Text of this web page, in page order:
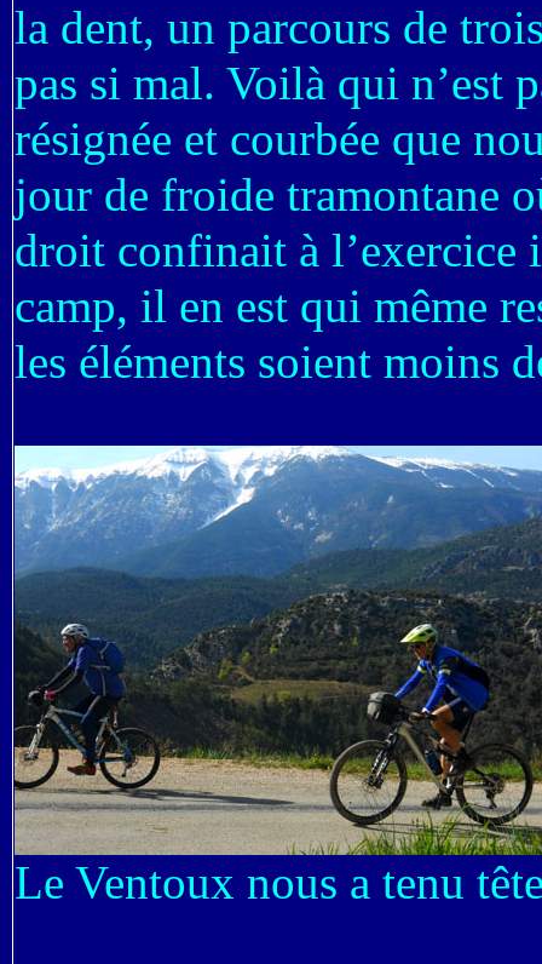
la dent, un parcours de
pas si mal. Voilà qui n’est
résignée et courbée que
jour de froide tramontane
droit confinait à l’exercice
camp, il en est qui même
les éléments soient moins
Le Ventoux nous a tenu